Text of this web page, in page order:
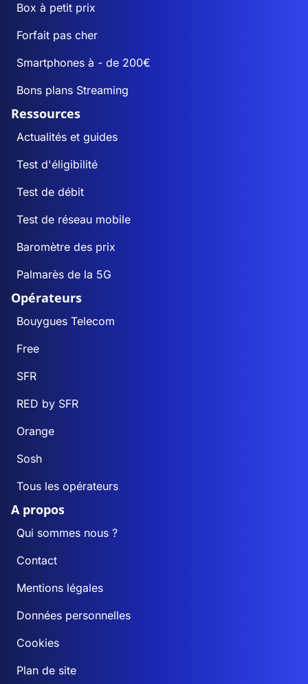
Box à petit prix
Forfait pas cher
Smartphones à - de 200€
Bons plans Streaming
Ressources
Actualités et guides
Test d'éligibilité
Test de débit
Test de réseau mobile
Baromètre des prix
Palmarès de la 5G
Opérateurs
Bouygues Telecom
Free
SFR
RED by SFR
Orange
Sosh
Tous les opérateurs
A propos
Qui sommes nous ?
Contact
Mentions légales
Données personnelles
Cookies
Plan de site